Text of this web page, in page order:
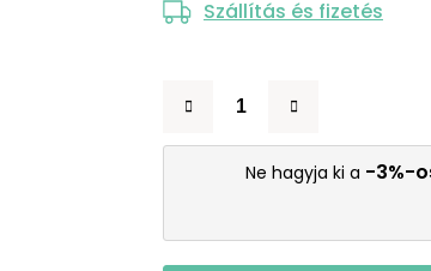
Szállítás és fizetés
Ne hagyja ki a -3%-